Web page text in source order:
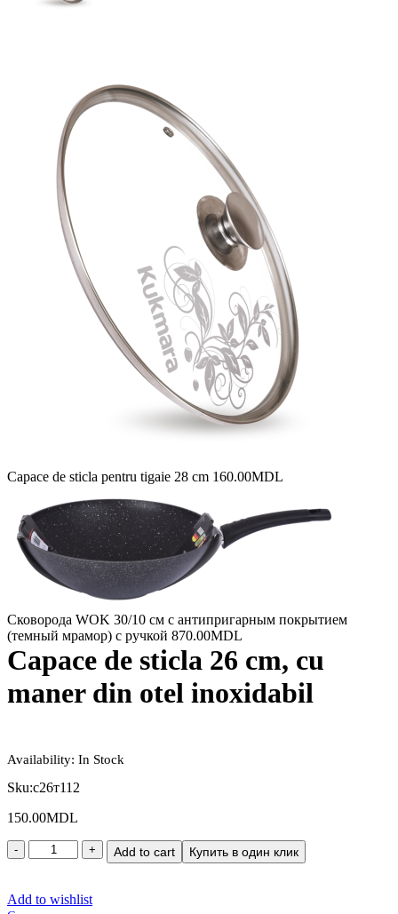
Capace de sticla pentru tigaie 28 cm 160.00MDL
Сковорода WOK 30/10 см с антипригарным покрытием
(темный мрамор) с ручкой 870.00MDL
Capace de sticla 26 cm, cu
maner din otel inoxidabil
Availability: In Stock
Sku:с26т112
150.00MDL
Add to cart Купить в один клик
Add to wishlist